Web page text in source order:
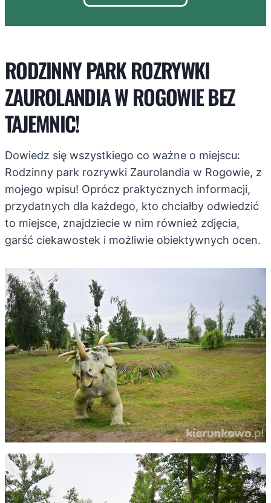
RODZINNY PARK ROZRYWKI
ZAUROLANDIA W ROGOWIE BEZ
TAJEMNIC!
Dowiedz się wszystkiego co ważne o miejscu:
Rodzinny park rozrywki Zaurolandia w Rogowie, z
mojego wpisu! Oprócz praktycznych informacji,
przydatnych dla każdego, kto chciałby odwiedzić
to miejsce, znajdziecie w nim również zdjęcia,
garść ciekawostek i możliwie obiektywnych ocen.